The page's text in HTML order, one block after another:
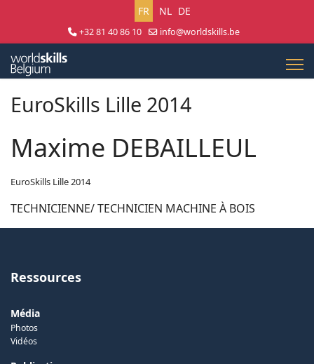
Sélectionnez votre langue
FR NL DE
+32 81 40 86 10
info@worldskills.be
EuroSkills Lille 2014
Maxime DEBAILLEUL
EuroSkills Lille 2014
TECHNICIENNE/ TECHNICIEN MACHINE À BOIS
Ressources
Média
Photos
Vidéos